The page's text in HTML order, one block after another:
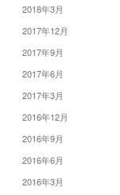
2018年3月
2017年12月
2017年9月
2017年6月
2017年3月
2016年12月
2016年9月
2016年6月
2016年3月